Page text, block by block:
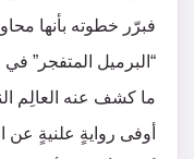
فبرّر خطوته بأنها
“البرميل المتفجر”
ما كشف عنه العالِم
أوفى روايةٍ علنيةٍ عن